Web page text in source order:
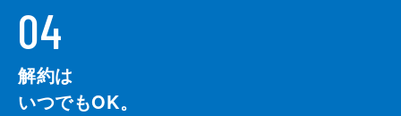
04
解約は
いつでもOK。